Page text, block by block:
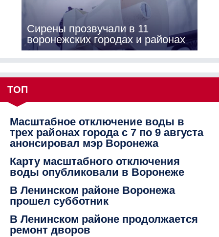
Сирены прозвучали в 11
воронежских городах и районах
ТОП
Масштабное отключение воды в
трех районах города с 7 по 9 августа
анонсировал мэр Воронежа
Карту масштабного отключения
воды опубликовали в Воронеже
В Ленинском районе Воронежа
прошел субботник
В Ленинском районе продолжается
ремонт дворов